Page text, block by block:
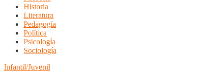
Historia
Literatura
Pedagogía
Política
Psicología
Sociología
Infantil/Juvenil